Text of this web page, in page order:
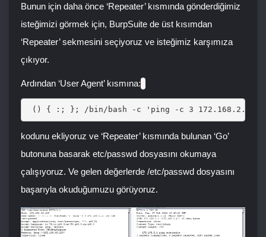
Bunun için daha önce ‘Repeater’ kısmında gönderdiğimiz
isteğimizi görmek için, BurpSuite de üst kısımdan
‘Repeater’ sekmesini seçiyoruz ve isteğimiz karşımıza
çıkıyor.
Ardından ‘User Agent’ kısmına:
() { :; }; /bin/bash -c 'ping -c 3 172.168.2.1;
kodunu ekliyoruz ve ‘Repeater’ kısmında bulunan ‘Go’
butonuna basarak etc/passwd dosyasını okumaya
çalışıyoruz. Ve gelen değerlerde /etc/passwd dosyasını
başarıyla okuduğumuzu görüyoruz.